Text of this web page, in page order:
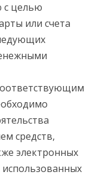
с целью
или счета
средств,
электронных
использованных